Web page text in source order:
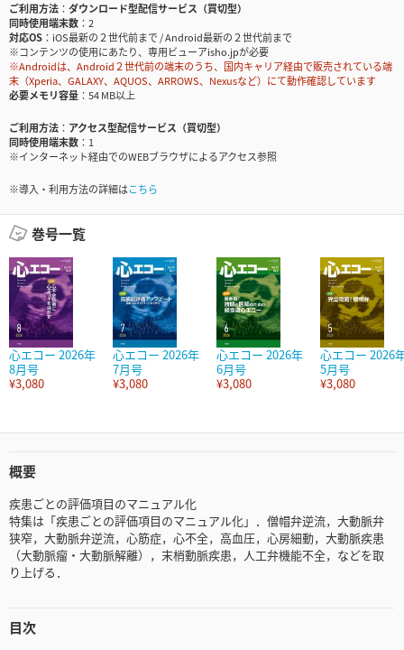
ご利用方法
ダウンロード型配信サービス（買切型）
同時使用端末数
2
対応OS
iOS最新の２世代前まで / Android最新の２世代前まで
※コンテンツの使用にあたり、専用ビューアisho.jpが必要
※Androidは、Android２世代前の端末のうち、国内キャリア経由で販売されている端
末（Xperia、GALAXY、AQUOS、ARROWS、Nexusなど）にて動作確認しています
必要メモリ容量
54 MB以上
ご利用方法
アクセス型配信サービス（買切型）
同時使用端末数
1
※インターネット経由でのWEBブラウザによるアクセス参照
※導入・利用方法の詳細はこちら
巻号一覧
心エコー 2026年
8月号
¥3,080
心エコー 2026年
7月号
¥3,080
心エコー 2026年
6月号
¥3,080
心エコー 2026
5月号
¥3,080
概要
疾患ごとの評価項目のマニュアル化
特集は「疾患ごとの評価項目のマニュアル化」．僧帽弁逆流，大動脈弁
狭窄，大動脈弁逆流，心筋症，心不全，高血圧，心房細動，大動脈疾患
（大動脈瘤・大動脈解離），末梢動脈疾患，人工弁機能不全，などを取
り上げる．
目次